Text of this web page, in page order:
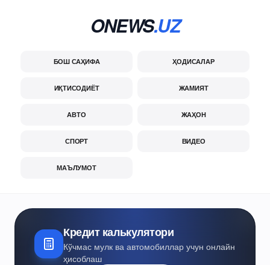
ONEWS.UZ
БОШ САҲИФА ҲОДИСАЛАР
ИҚТИСОДИЁТ ЖАМИЯТ
АВТО ЖАҲОН
СПОРТ ВИДЕО
МАЪЛУМОТ
Кредит калькулятори
Кўчмас мулк ва автомобиллар учун онлайн
ҳисоблаш